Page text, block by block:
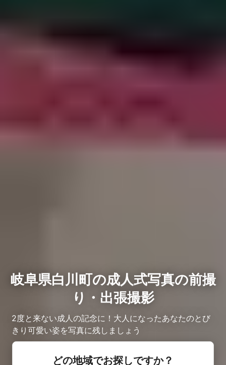
岐阜県白川町の成人式写真の前撮
り・出張撮影
2度と来ない成人の記念に！大人になったあなたのとび
きり可愛い姿を写真に残しましょう
どの地域でお探しですか？